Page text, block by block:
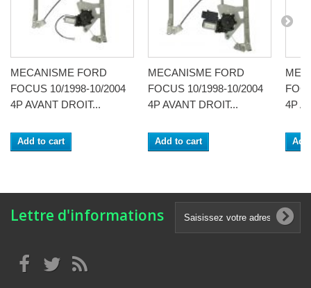
MECANISME FORD
FOCUS 10/1998-10/2004
4P AVANT DROIT...
Add to cart
MECANISME FORD
FOCUS 10/1998-10/2004
4P AVANT DROIT...
Add to cart
4P
Lettre d'informations